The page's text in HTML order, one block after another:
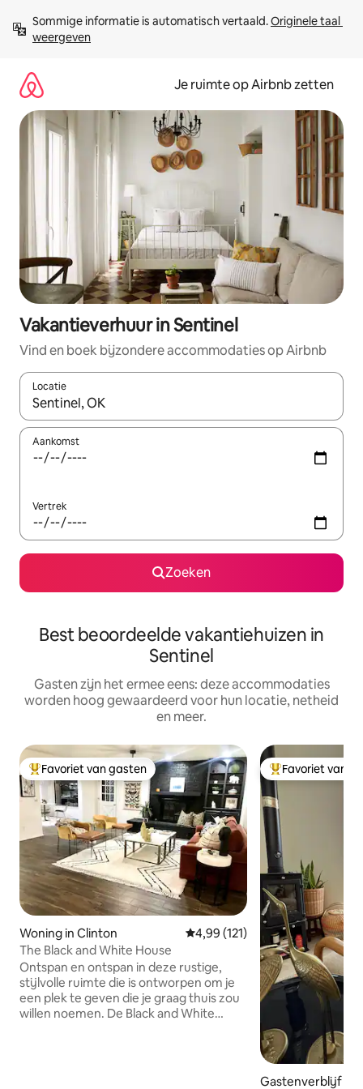
direct
naar
Sommige informatie is automatisch vertaald. Originele taal
weergeven
Je ruimte op Airbnb zetten
Vakantieverhuur in Sentinel
Vind en boek bijzondere accommodaties op Airbnb
Locatie
Wanneer er suggesties beschikbaar zijn, maak je een keuze
Aankomst
Vertrek
Zoeken
Best beoordeelde vakantiehuizen in
Sentinel
Gasten zijn het ermee eens: deze accommodaties
worden hoog gewaardeerd voor hun locatie, netheid
en meer.
Topfavoriet van gasten
Favoriet van gasten
Woning in Clinton Gemiddelde beoordeling van
4,99 (121)
The Black and White House
Ontspan en ontspan in deze rustige,
stijlvolle ruimte die is ontworpen om je
een plek te geven die je graag thuis zou
willen noemen. De Black and White
Topfavoriet van
Favoriet van
Gastenverblijf in